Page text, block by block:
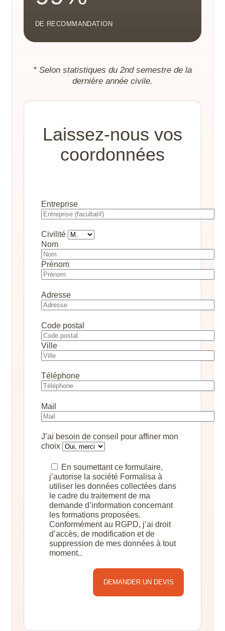
DE RECOMMANDATION
* Selon statistiques du 2nd semestre de la
dernière année civile.
Laissez-nous vos
coordonnées
Entreprise
Civilité
Nom
Prénom
Adresse
Code postal
Ville
Téléphone
Mail
J’ai besoin de conseil pour affiner mon
choix
En soumettant ce formulaire,
j’autorise la société Formalisa à
utiliser les données collectées dans
le cadre du traitement de ma
demande d’information concernant
les formations proposées.
Conformément au RGPD, j’ai droit
d’accès, de modification et de
suppression de mes données à tout
moment..